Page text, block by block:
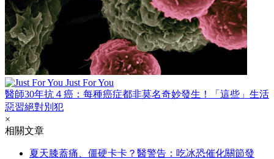
Just For You
醫師30年抗４癌：每種癌症都非莫名奇妙發生！「這些」生活
惡習絕對別犯
×
相關文章
夏天膝蓋痛、僵硬卡卡？醫警告：吃冰恐催化關節發